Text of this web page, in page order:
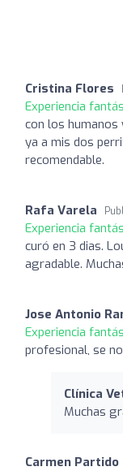
Cristina Flores
Experiencia
con los humanos
ya a mis dos
recomendable.
Rafa Varela
Experiencia
curó en 3 dias.
agradable.
Jose Antonio
Experiencia
profesional, se
Clínica
Muchas
Carmen Partido